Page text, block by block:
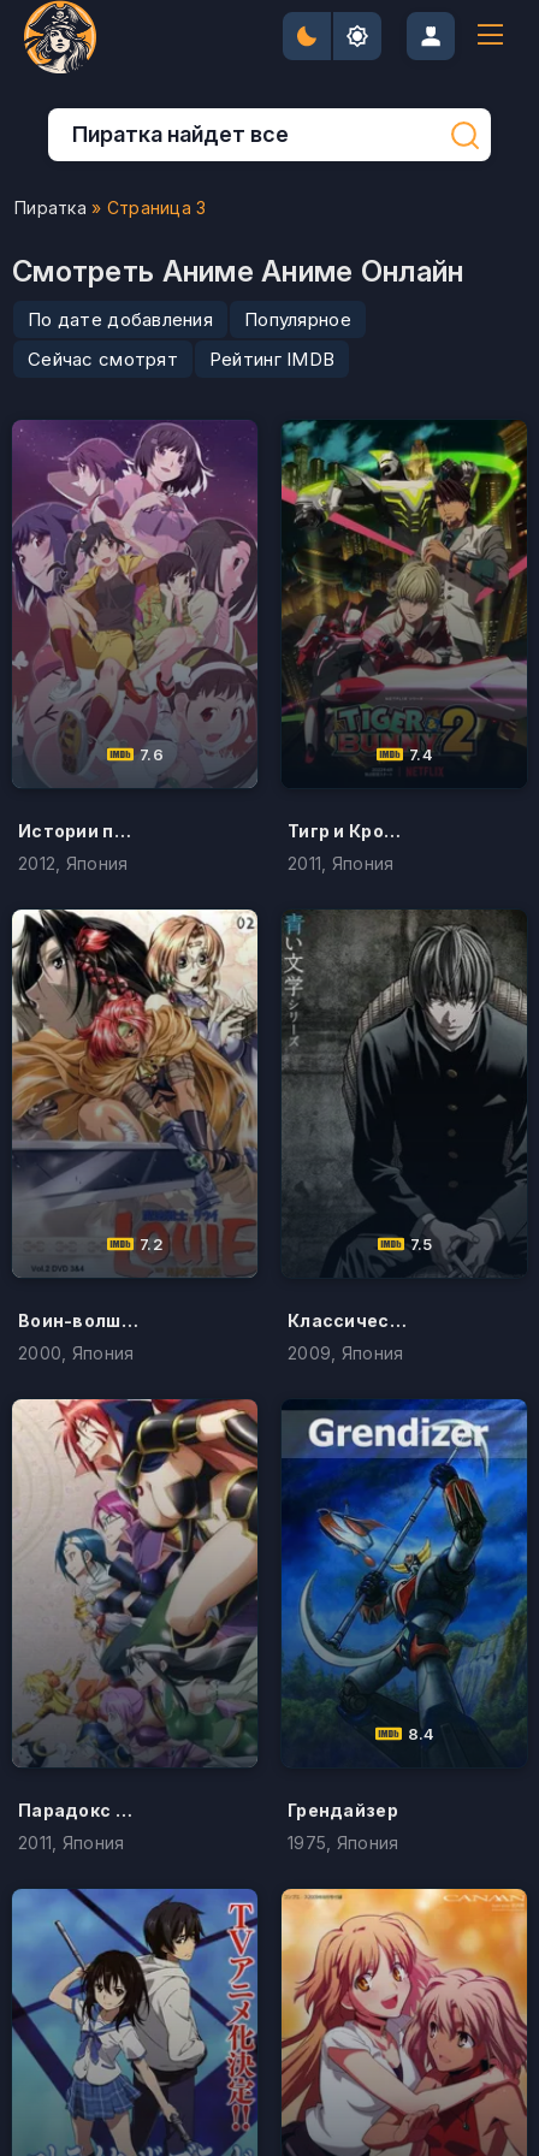
Пиратка » Страница 3
Смотреть Аниме Аниме Онлайн
По дате добавления
Популярное
Сейчас смотрят
Рейтинг IMDB
7.6
Истории подделок
2012, Япония
7.4
Тигр и Кролик
2011, Япония
7.2
Воин-волшебник Луи
2000, Япония
7.5
Классические истории
2009, Япония
Парадокс времени
2011, Япония
8.4
Грендайзер
1975, Япония